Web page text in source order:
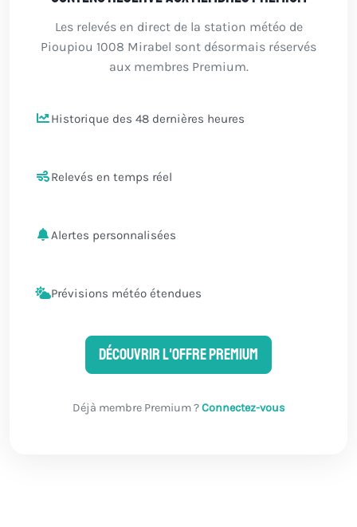
Les relevés en direct de la station météo de
Pioupiou 1008 Mirabel sont désormais réservés
aux membres Premium.
Historique des 48 dernières heures
Relevés en temps réel
Alertes personnalisées
Prévisions météo étendues
Découvrir l'offre Premium
Déjà membre Premium ?Connectez-vous